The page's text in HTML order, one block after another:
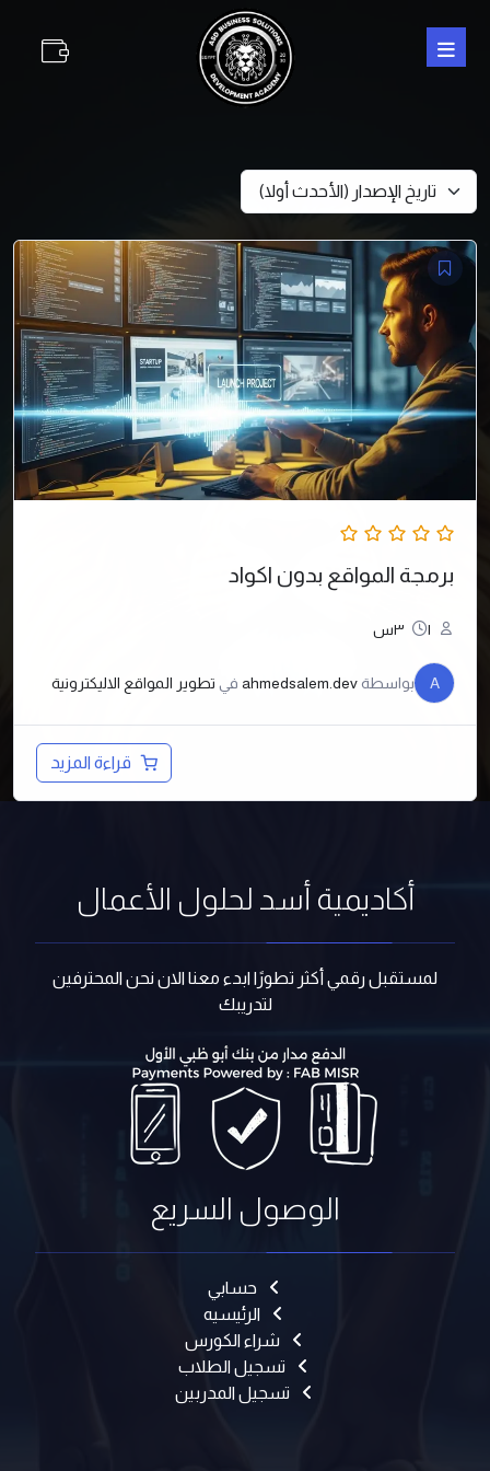
تاريخ الإصدار (الأحدث أولا)
برمجة المواقع بدون اكواد
١ ٣س
A بواسطة ahmedsalem.dev في تطوير المواقع الاليكترونية
قراءة المزيد
أكاديمية أسد لحلول الأعمال
لمستقبل رقمي أكثر تطورًا ابدء معنا الان نحن المحترفين
لتدريبك
الوصول السريع
حسابي
الرئيسيه
شراء الكورس
تسجيل الطلاب
تسجيل المدربين